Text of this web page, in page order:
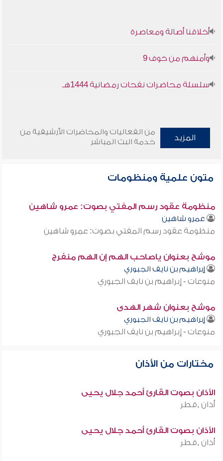
أخلاقنا أصالة ومعاصرة
وأمنهم من خوف 9
سلسلة محاضرات نفحات رمضانية 1444هـ
المزيد
من الفعاليات والمحاضرات الأرشيفية من
خدمة البث المباشر
متون علمية ومنظومات
منظومة عقود رسم المفتي بصوت: عمرو شاهين
عمرو شاهين
منظومة عقود رسم المفتي بصوت: عمرو شاهين
موشح بعنوان ياصاحب الهم إن الهم منفرج
إبراهيم بن نايف الجبوري
منوعات - إبراهيم بن نايف الجبوري
موشح بعنوان شهر الهدى
إبراهيم بن نايف الجبوري
منوعات - إبراهيم بن نايف الجبوري
مختارات من الأذان
الأذان بصوت القارئ أحمد جلال يحيى
أذان ,قطر
الأذان بصوت القارئ أحمد جلال يحيى
أذان ,قطر